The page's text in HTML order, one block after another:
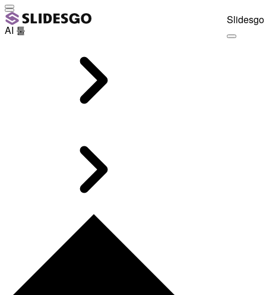
AI 툴